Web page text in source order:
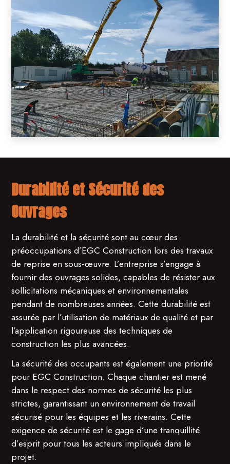
Durabilité et Sécurité des
Ouvrages
La durabilité et la sécurité sont au cœur des
préoccupations d’EGC Construction lors des travaux
de reprise en sous-œuvre. L’entreprise s’engage à
fournir des ouvrages solides, capables de résister aux
sollicitations mécaniques et environnementales
pendant de nombreuses années. Cette durabilité est
assurée par l’utilisation de matériaux de qualité et par
l’application rigoureuse des techniques de
construction les plus avancées.
La sécurité des occupants est également une priorité
pour EGC Construction. Chaque chantier est mené
dans le respect des normes de sécurité les plus
strictes, garantissant un environnement de travail
sécurisé pour les équipes et les riverains. Cette
exigence de sécurité est le gage d’une tranquillité
d’esprit pour tous les acteurs impliqués dans le
projet.